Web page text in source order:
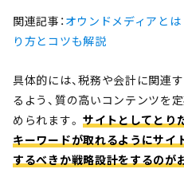
関連記事：オウンドメディアと
り方とコツも解説
具体的には、税務や会計に関連
るよう、質の高いコンテンツを
められます。 サイトとしてとり
キーワードが取れるようにサイ
するべきか戦略設計をするのが